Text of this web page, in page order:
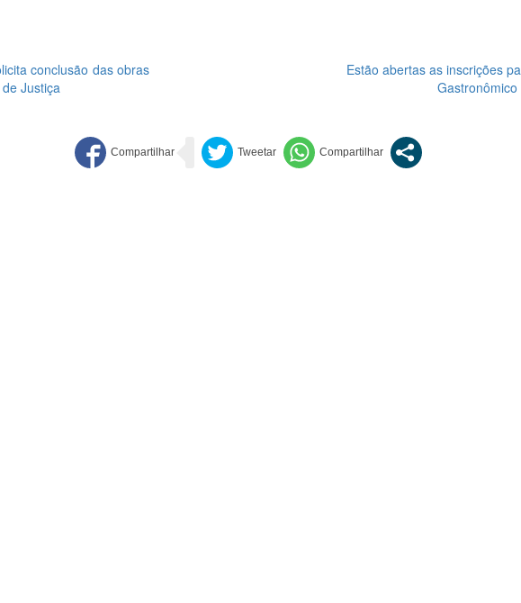
conclusão das obras
Justiça
Estão abertas as inscrições